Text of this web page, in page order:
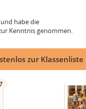
und habe die
Kenntnis genommen.
zur Klassenliste